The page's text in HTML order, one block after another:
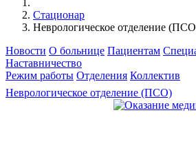
Стационар
Неврологическое отделение
Новости О больнице Пациентам
Наставничество
Режим работы Отделения Коллектив
Неврологическое отделение (ПСО)